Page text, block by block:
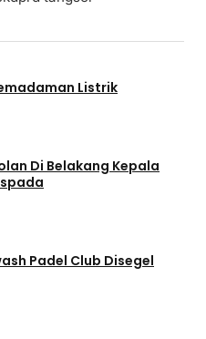
Listrik
Di Belakang Kepala
Padel Club Disegel